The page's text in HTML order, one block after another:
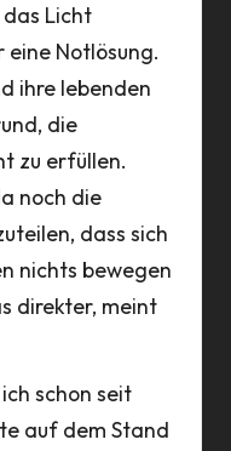
das Licht
eine Notlösung.
ihre lebenden
die
zu erfüllen.
noch die
dass sich
nichts bewegen
direkter, meint
schon seit
auf dem Stand